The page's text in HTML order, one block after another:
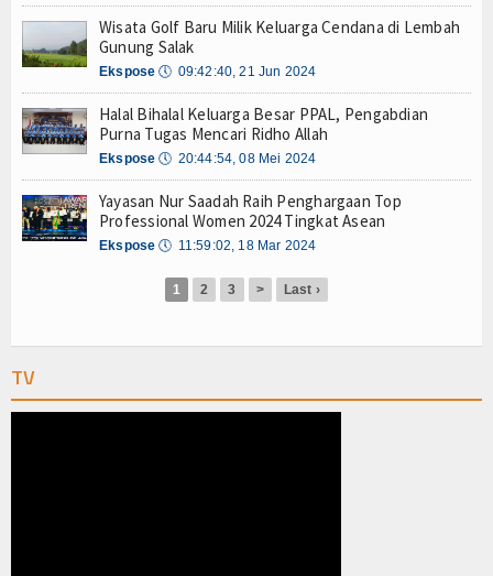
News
Olahraga
Perhubungan
Opini
Sorot
TNI dan Kepala Staf Angkatan
Wisata Golf Baru Milik Keluarga Cendana di Lembah
Gunung Salak
Ekspose 🕔 09:42:40, 21 Jun 2024
Halal Bihalal Keluarga Besar PPAL, Pengabdian
Purna Tugas Mencari Ridho Allah
Ekspose 🕔 20:44:54, 08 Mei 2024
Yayasan Nur Saadah Raih Penghargaan Top
Professional Women 2024 Tingkat Asean
Ekspose 🕔 11:59:02, 18 Mar 2024
1 2 3 > Last ›
TV